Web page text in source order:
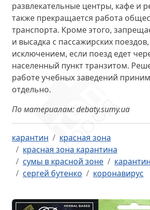
развлекательные центры, кафе и
также прекращается работа
транспорта. Кроме этого,
и высадка с пассажирских поездов,
исключением, если поезд едет
населенный пункт транзитом.
работе учебных заведений
отдельно.
По материалам: debaty.sumy.ua
карантин
красная зона
красная зона карантина
сумы в красной зоне
сергей бутенко
коронавирус